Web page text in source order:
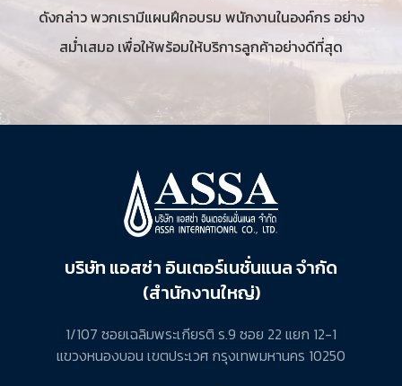
ดังกล่าว พวกเรามีแผนฝึกอบรม พนักงานในองค์กร อย่าง
สม่ำเสมอ เพื่อให้พร้อมให้บริการลูกค้าอย่างดีที่สุด
บริษัท แอสซ่า อินเตอร์เนชั่นแนล จำกัด
(สำนักงานใหญ่)
1/107 ซอยเฉลิมพระเกียรติ ร.9 ซอย 22 แยก 12-1
แขวงหนองบอน เขตประเวศ กรุงเทพมหานคร 10250